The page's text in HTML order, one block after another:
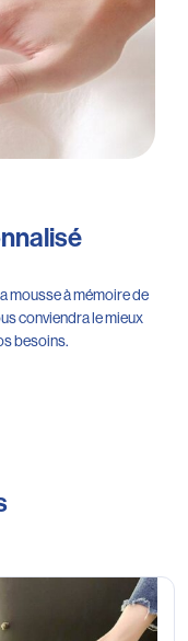
mousse à mémoire de
conviendra le mieux
besoins.